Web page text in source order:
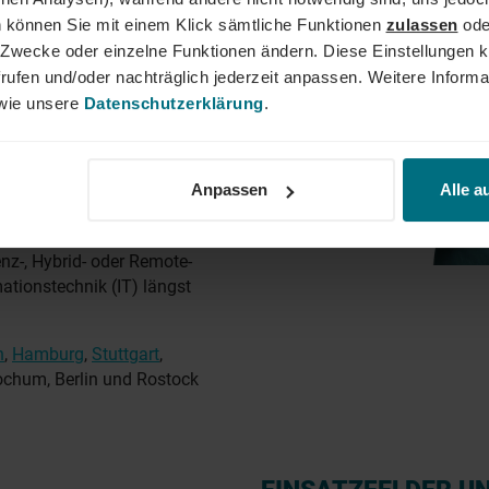
Sie mit einem Klick sämtliche Funktionen zulassen
oder einzelne Funktionen ändern. Diese Einstellungen
und/oder nachträglich jederzeit anpassen. Weitere
unsere Datenschutzerklärung.
Anpassen Alle
zu Deinem Skillset passen?
Computing oder in der
Deutschland findest Du
deutschlandweit,
Level. Neben
Einsätze oder
, Hybrid- oder Remote-
(IT) längst
, Hamburg, Stuttgart,
Berlin und Rostock